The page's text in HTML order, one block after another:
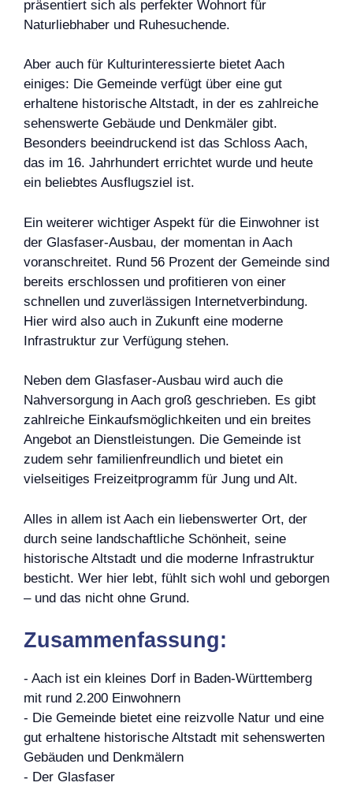
präsentiert sich als perfekter Wohnort für
Naturliebhaber und Ruhesuchende.
Aber auch für Kulturinteressierte bietet Aach
einiges: Die Gemeinde verfügt über eine gut
erhaltene historische Altstadt, in der es zahlreiche
sehenswerte Gebäude und Denkmäler gibt.
Besonders beeindruckend ist das Schloss Aach,
das im 16. Jahrhundert errichtet wurde und heute
ein beliebtes Ausflugsziel ist.
Ein weiterer wichtiger Aspekt für die Einwohner ist
der Glasfaser-Ausbau, der momentan in Aach
voranschreitet. Rund 56 Prozent der Gemeinde sind
bereits erschlossen und profitieren von einer
schnellen und zuverlässigen Internetverbindung.
Hier wird also auch in Zukunft eine moderne
Infrastruktur zur Verfügung stehen.
Neben dem Glasfaser-Ausbau wird auch die
Nahversorgung in Aach groß geschrieben. Es gibt
zahlreiche Einkaufsmöglichkeiten und ein breites
Angebot an Dienstleistungen. Die Gemeinde ist
zudem sehr familienfreundlich und bietet ein
vielseitiges Freizeitprogramm für Jung und Alt.
Alles in allem ist Aach ein liebenswerter Ort, der
durch seine landschaftliche Schönheit, seine
historische Altstadt und die moderne Infrastruktur
besticht. Wer hier lebt, fühlt sich wohl und geborgen
– und das nicht ohne Grund.
Zusammenfassung:
- Aach ist ein kleines Dorf in Baden-Württemberg
mit rund 2.200 Einwohnern
- Die Gemeinde bietet eine reizvolle Natur und eine
gut erhaltene historische Altstadt mit sehenswerten
Gebäuden und Denkmälern
- Der Glasfaser